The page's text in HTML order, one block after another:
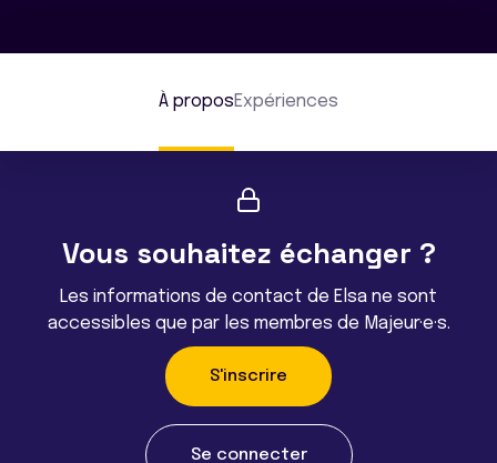
À proposExpériences
Vous souhaitez échanger ?
Les informations de contact de Elsa ne sont
accessibles que par les membres de Majeur·e·s.
S'inscrire
Se connecter